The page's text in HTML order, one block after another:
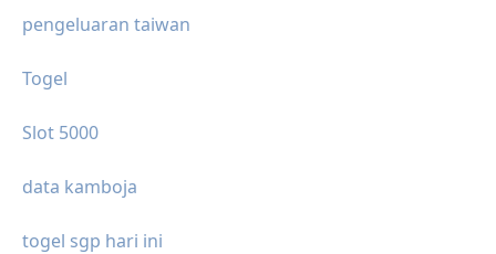
pengeluaran taiwan
Togel
Slot 5000
data kamboja
togel sgp hari ini